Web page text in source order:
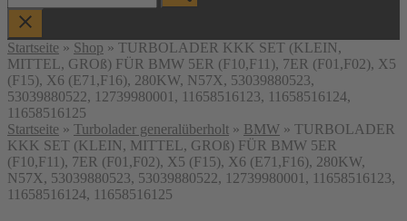
Startseite » Shop » TURBOLADER KKK SET (KLEIN,
MITTEL, GROß) FÜR BMW 5ER (F10,F11), 7ER (F01,F02), X5
(F15), X6 (E71,F16), 280KW, N57X, 53039880523,
53039880522, 12739980001, 11658516123, 11658516124,
11658516125
Startseite » Turbolader generalüberholt » BMW » TURBOLADER
KKK SET (KLEIN, MITTEL, GROß) FÜR BMW 5ER
(F10,F11), 7ER (F01,F02), X5 (F15), X6 (E71,F16), 280KW,
N57X, 53039880523, 53039880522, 12739980001, 11658516123,
11658516124, 11658516125